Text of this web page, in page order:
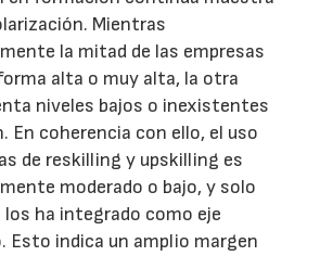
Mientras
la mitad de las empresas
alta o muy alta, la otra
niveles bajos o inexistentes
En coherencia con ello, el uso
de reskilling y upskilling es
moderado o bajo, y solo
los ha integrado como eje
Esto indica un amplio margen